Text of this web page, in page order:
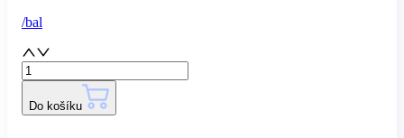
/bal
Do košíku